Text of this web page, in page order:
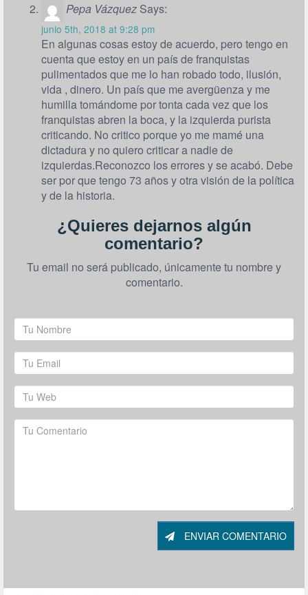
Pepa Vázquez Says:
junio 5th, 2018 at 9:28 pm
En algunas cosas estoy de acuerdo, pero tengo en
cuenta que estoy en un país de franquistas
pulimentados que me lo han robado todo, ilusión,
vida , dinero. Un país que me avergüenza y me
humilla tomándome por tonta cada vez que los
franquistas abren la boca, y la izquierda purista
criticando. No critico porque yo me mamé una
dictadura y no quiero criticar a nadie de
izquierdas.Reconozco los errores y se acabó. Debe
ser por que tengo 73 años y otra visión de la política
y de la historia.
¿Quieres dejarnos algún
comentario?
Tu email no será publicado, únicamente tu nombre y
comentario.
ENVIAR COMENTARIO